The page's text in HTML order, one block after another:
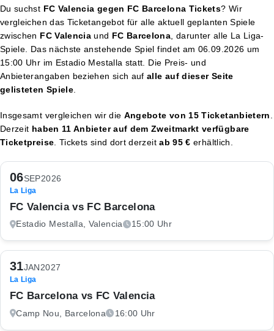
Du suchst FC Valencia gegen FC Barcelona Tickets? Wir
vergleichen das Ticketangebot für alle aktuell geplanten Spiele
zwischen FC Valencia und FC Barcelona, darunter alle La Liga-
Spiele. Das nächste anstehende Spiel findet am 06.09.2026 um
15:00 Uhr im Estadio Mestalla statt. Die Preis- und
Anbieterangaben beziehen sich aufalle auf dieser Seite
gelisteten Spiele.
Insgesamt vergleichen wir die Angebote von 15 Ticketanbietern.
Derzeit haben 11 Anbieter auf dem Zweitmarkt verfügbare
Ticketpreise. Tickets sind dort derzeitab 95 € erhältlich.
06SEP2026
La Liga
FC Valencia vs FC Barcelona
Estadio Mestalla, Valencia 15:00 Uhr
31JAN 2027
La Liga
FC Barcelona vs FC Valencia
Camp Nou, Barcelona 16:00 Uhr